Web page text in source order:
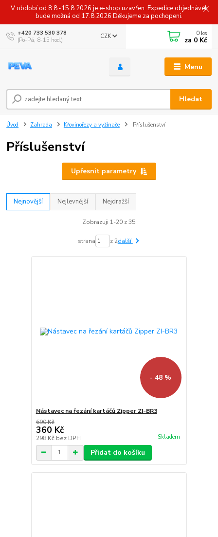
V období od 8.8.-15.8.2026 je e-shop uzavřen. Expedice objednávek
bude možná od 17.8.2026 Děkujeme za pochopení.
Menu
CZK
Hledat
+420 733 530 378
(Po-Pá, 8-15 hod.)
0 ks
za 0 Kč
Úvod Zahrada Křovinořezy a vyžínače Příslušenství
Příslušenství
Upřesnit parametry
Nejnovější Nejlevnější Nejdražší
Zobrazuji 1-20 z 35
strana z 2další
- 48 %
Nástavec na řezání kartáčů Zipper ZI-BR3
690 Kč
360 Kč
298 Kč bez DPH Skladem
Přidat do košíku